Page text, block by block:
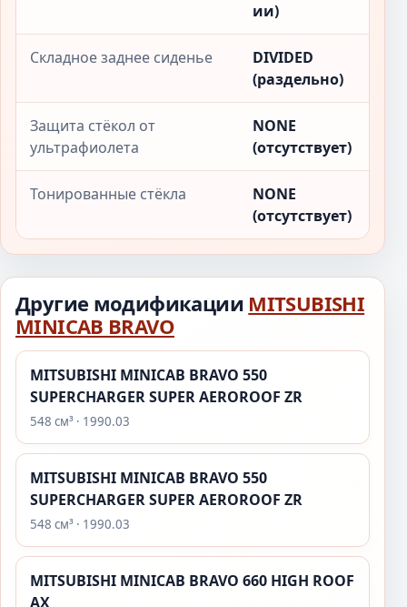
ии)
Складное заднее сиденье
DIVIDED
(раздельно)
Защита стёкол от
ультрафиолета
NONE
(отсутствует)
Тонированные стёкла
NONE
(отсутствует)
Другие модификации MITSUBISHI
MINICAB BRAVO
MITSUBISHI MINICAB BRAVO 550
SUPERCHARGER SUPER AEROROOF ZR
548 см³ · 1990.03
MITSUBISHI MINICAB BRAVO 550
SUPERCHARGER SUPER AEROROOF ZR
548 см³ · 1990.03
MITSUBISHI MINICAB BRAVO 660 HIGH ROOF
AX